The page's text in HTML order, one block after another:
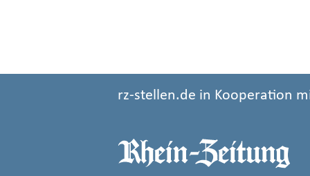
rz-stellen.de in Kooperation